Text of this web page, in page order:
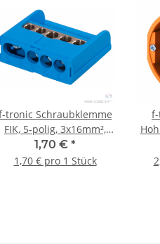
tronic Schraubklemme
FIK, 5-polig, 3x16mm²,
2x10mm², blau, 1 Stück
1,70 € *
1,70 € pro 1 Stück